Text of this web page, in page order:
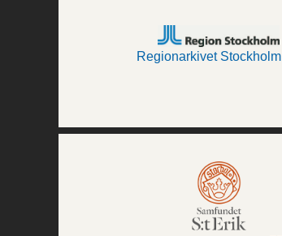
Regionarkivet Stockholm